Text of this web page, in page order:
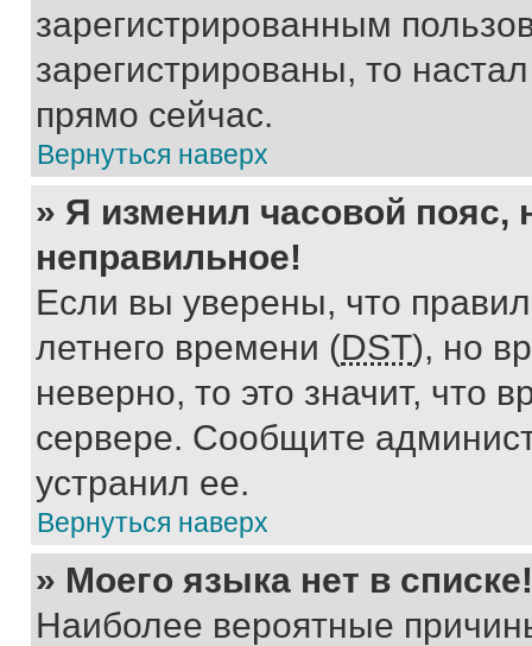
зарегистрированным
зарегистрированы, то
прямо сейчас.
Вернуться наверх
» Я изменил часовой пояс,
неправильное!
Если вы уверены, что
летнего времени (DST), но
неверно, то это значит, что
сервере. Сообщите
устранил ее.
Вернуться наверх
» Моего языка нет в списке!
Наиболее вероятные